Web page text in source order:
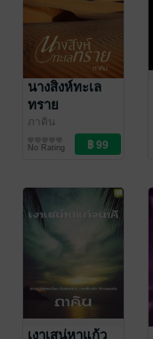
นางสิงห์ทะเล
ทราย
ภาคิน
No Rating
เงาเสน่หาแก้ว